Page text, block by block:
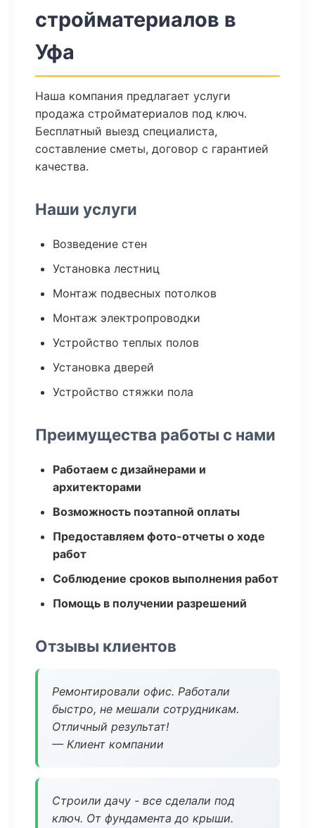
стройматериалов в
Уфа
Наша компания предлагает услуги
продажа стройматериалов под ключ.
Бесплатный выезд специалиста,
составление сметы, договор с гарантией
качества.
Наши услуги
Возведение стен
Установка лестниц
Монтаж подвесных потолков
Монтаж электропроводки
Устройство теплых полов
Установка дверей
Устройство стяжки пола
Преимущества работы с нами
Работаем с дизайнерами и
архитекторами
Возможность поэтапной оплаты
Предоставляем фото-отчеты о ходе
работ
Соблюдение сроков выполнения работ
Помощь в получении разрешений
Отзывы клиентов
Ремонтировали офис. Работали
быстро, не мешали сотрудникам.
Отличный результат!
— Клиент компании
Строили дачу - все сделали под
ключ. От фундамента до крыши.